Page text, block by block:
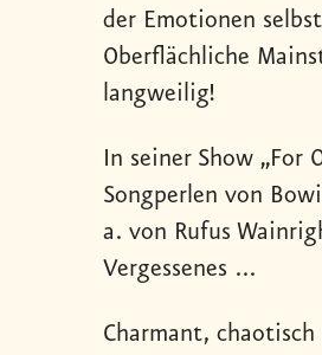
der Emotionen
Oberflächliche
langweilig!
In seiner Show „For
Songperlen von
a. von Rufus
Vergessenes ...
Charmant,